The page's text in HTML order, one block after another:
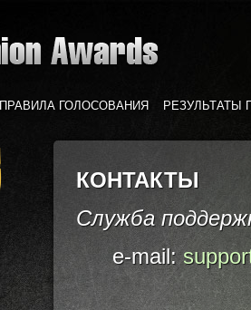
ПРАВИЛА ГОЛОСОВАНИЯ РЕЗУЛЬТАТЫ
КОНТАКТЫ
Служба
e-mail: